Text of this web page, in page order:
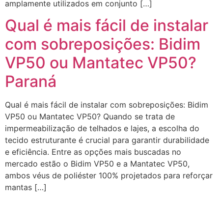
amplamente utilizados em conjunto […]
Qual é mais fácil de instalar
com sobreposições: Bidim
VP50 ou Mantatec VP50?
Paraná
Qual é mais fácil de instalar com sobreposições: Bidim
VP50 ou Mantatec VP50? Quando se trata de
impermeabilização de telhados e lajes, a escolha do
tecido estruturante é crucial para garantir durabilidade
e eficiência. Entre as opções mais buscadas no
mercado estão o Bidim VP50 e a Mantatec VP50,
ambos véus de poliéster 100% projetados para reforçar
mantas […]